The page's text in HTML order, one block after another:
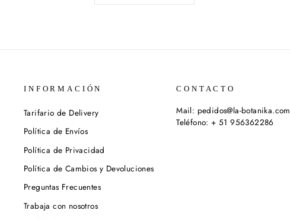
INFORMACIÓN
Tarifario de Delivery
Política de Envíos
Política de Privacidad
Política de Cambios y Devoluciones
Preguntas Frecuentes
Trabaja con nosotros
CONTACTO
Mail: pedidos@la-botanika.com
Teléfono: + 51 956362286